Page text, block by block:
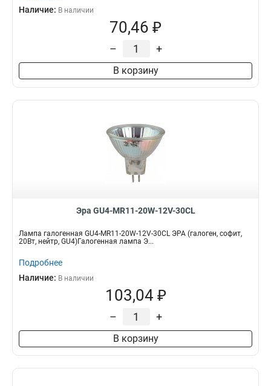
Наличие: В наличии
70,46 ₽
– +
В корзину
Эра GU4-MR11-20W-12V-30CL
Лампа галогенная GU4-MR11-20W-12V-30CL ЭРА (галоген, софит,
20Вт, нейтр, GU4)Галогенная лампа Э...
Подробнее
Наличие: В наличии
103,04 ₽
– +
В корзину